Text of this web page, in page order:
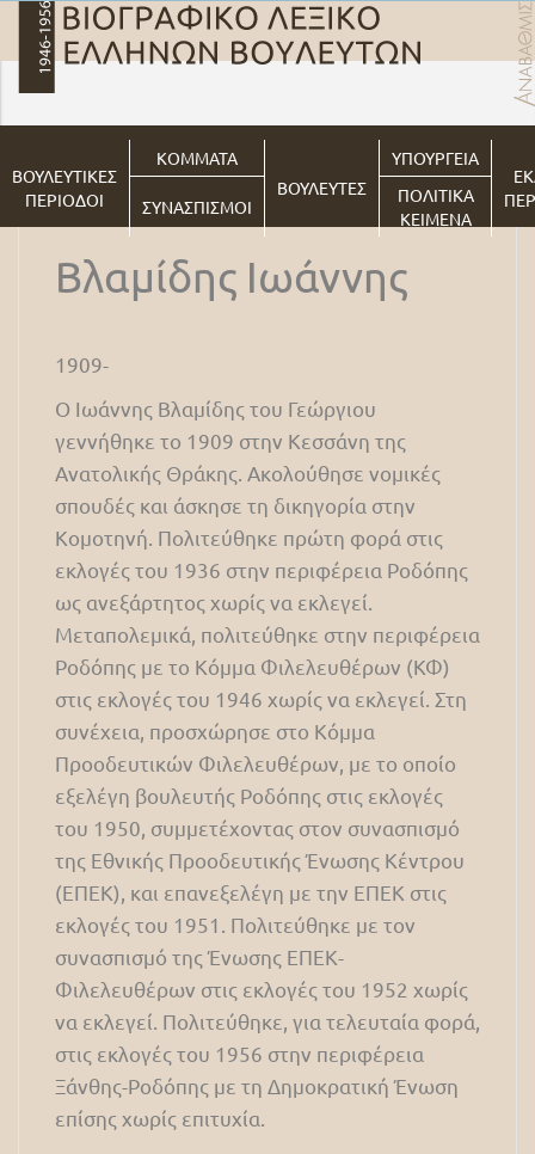
ΒΟΥΛΕΥΤΙΚΕΣ
ΠΕΡΙΟΔΟΙ
ΚΟΜΜΑΤΑ
ΒΟΥΛΕΥΤΕΣ
ΥΠΟΥΡΓΕΙΑ
ΣΥΝΑΣΠΙΣΜΟΙ
ΠΟΛΙΤΙΚΑ
ΚΕΙΜΕΝΑ
Βλαμίδης Ιωάννης
1909-
Ο Ιωάννης Βλαμίδης του Γεώργιου
γεννήθηκε το 1909 στην Κεσσάνη της
Ανατολικής Θράκης. Ακολούθησε νομικές
σπουδές και άσκησε τη δικηγορία στην
Κομοτηνή. Πολιτεύθηκε πρώτη φορά στις
εκλογές του 1936 στην περιφέρεια Ροδόπης
ως ανεξάρτητος χωρίς να εκλεγεί.
Μεταπολεμικά, πολιτεύθηκε στην περιφέρεια
Ροδόπης με το Κόμμα Φιλελευθέρων (ΚΦ)
στις εκλογές του 1946 χωρίς να εκλεγεί. Στη
συνέχεια, προσχώρησε στο Κόμμα
Προοδευτικών Φιλελευθέρων, με το οποίο
εξελέγη βουλευτής Ροδόπης στις εκλογές
του 1950, συμμετέχοντας στον συνασπισμό
της Εθνικής Προοδευτικής Ένωσης Κέντρου
(ΕΠΕΚ), και επανεξελέγη με την ΕΠEΚ στις
εκλογές του 1951. Πολιτεύθηκε με τον
συνασπισμό της Ένωσης ΕΠΕΚ-
Φιλελευθέρων στις εκλογές του 1952 χωρίς
να εκλεγεί. Πολιτεύθηκε, για τελευταία φορά,
στις εκλογές του 1956 στην περιφέρεια
Ξάνθης-Ροδόπης με τη Δημοκρατική Ένωση
επίσης χωρίς επιτυχία.